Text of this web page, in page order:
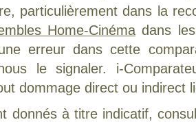
particulièrement dans la
Home-Cinémadans les
erreur dans cette
le signaler. i-
dommage direct ou indirect
donnés à titre indicatif,